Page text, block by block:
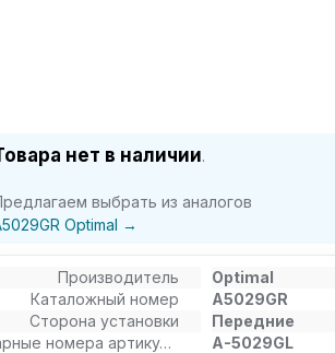
нет в наличии.
выбрать из аналогов
Optimal →
Производитель
Optimal
Каталожный номер
A5029GR
Сторона установки
Передние
Парные номера артикулов
A-5029GL